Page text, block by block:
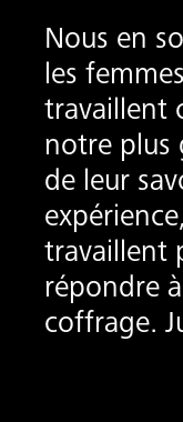
Nous en
les
travaillent
notre plus
de leur
travaillent
répondre
coffrage.